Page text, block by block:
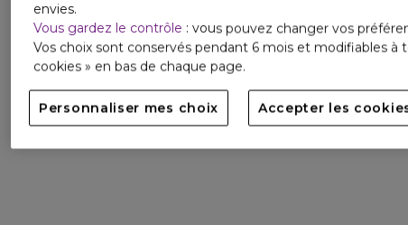
envies.
Vous gardez le contrôle : vous pouvez changer vos
Vos choix sont conservés pendant 6 mois et modifiables
cookies » en bas de chaque page.
Personnaliser mes choix Accepter les